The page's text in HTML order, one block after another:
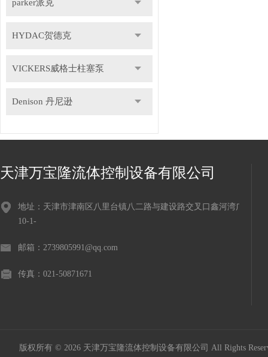
parker派克
HYDAC贺德克
VICKERS威格士柱塞泵
Denison 丹尼逊
天津万宝隆流体控制设备有限公司
地址：天津市津南区八里台镇八二路与建设路交叉口鑫河湾广场
10-1-
邮箱：2739805991@qq.com
传真：021-50871671
版权所有 © 2026 天津万宝隆流体控制设备有限公司 All Rights